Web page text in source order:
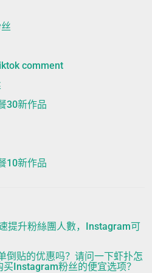
comment
30新作品
10新作品
提升粉絲團人數，Instagram可
倒贴的优惠吗？请问一下虾扑怎
Instagram粉丝的便宜选项？